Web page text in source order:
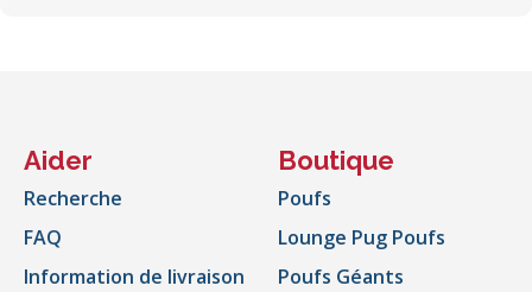
Aider
Recherche
FAQ
Information de livraison
Boutique
Poufs
Lounge Pug Poufs
Poufs Géants